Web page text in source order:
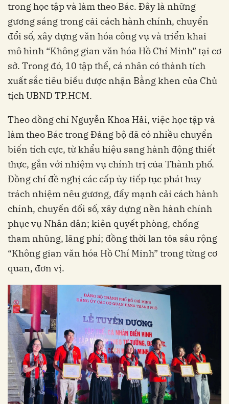
trong học tập và làm theo Bác. Đây là những
gương sáng trong cải cách hành chính, chuyển
đổi số, xây dựng văn hóa công vụ và triển khai
mô hình “Không gian văn hóa Hồ Chí Minh” tại cơ
sở. Trong đó, 10 tập thể, cá nhân có thành tích
xuất sắc tiêu biểu được nhận Bằng khen của Chủ
tịch UBND TP.HCM.
Theo đồng chí Nguyễn Khoa Hải, việc học tập và
làm theo Bác trong Đảng bộ đã có nhiều chuyển
biến tích cực, từ khẩu hiệu sang hành động thiết
thực, gắn với nhiệm vụ chính trị của Thành phố.
Đồng chí đề nghị các cấp ủy tiếp tục phát huy
trách nhiệm nêu gương, đẩy mạnh cải cách hành
chính, chuyển đổi số, xây dựng nền hành chính
phục vụ Nhân dân; kiên quyết phòng, chống
tham nhũng, lãng phí; đồng thời lan tỏa sâu rộng
“Không gian văn hóa Hồ Chí Minh” trong từng cơ
quan, đơn vị.